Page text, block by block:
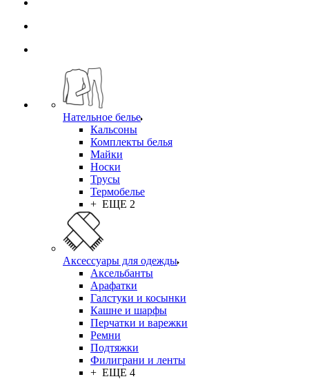
Нательное белье
Кальсоны
Комплекты белья
Майки
Носки
Трусы
Термобелье
+ ЕЩЕ 2
Аксессуары для одежды
Аксельбанты
Арафатки
Галстуки и косынки
Кашне и шарфы
Перчатки и варежки
Ремни
Подтяжки
Филиграни и ленты
+ ЕЩЕ 4